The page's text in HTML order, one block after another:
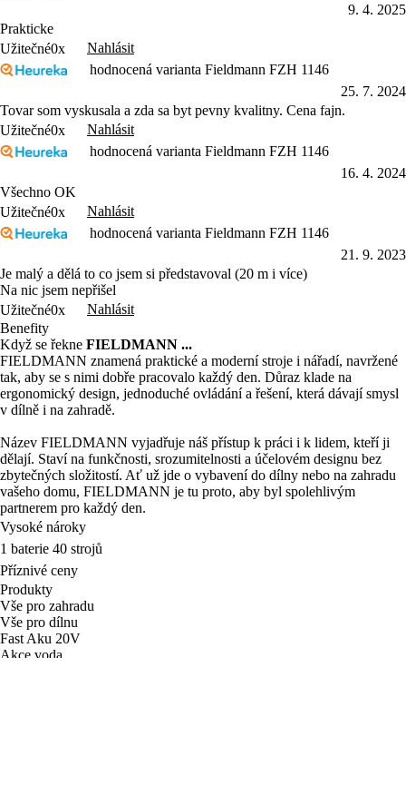
9. 4. 2025
Prakticke
Užitečné0x
Nahlásit
hodnocená varianta Fieldmann FZH 1146
25. 7. 2024
Tovar som vyskusala a zda sa byt pevny kvalitny. Cena fajn.
Užitečné0x
Nahlásit
hodnocená varianta Fieldmann FZH 1146
16. 4. 2024
Všechno OK
Užitečné0x
Nahlásit
hodnocená varianta Fieldmann FZH 1146
21. 9. 2023
Je malý a dělá to co jsem si představoval (20 m i více)
Na nic jsem nepřišel
Užitečné0x
Nahlásit
Benefity
Když se řekne FIELDMANN ...
FIELDMANN znamená praktické a moderní stroje i nářadí, navržené
tak, aby se s nimi dobře pracovalo každý den. Důraz klade na
ergonomický design, jednoduché ovládání a řešení, která dávají smysl
v dílně i na zahradě.
Název FIELDMANN vyjadřuje náš přístup k práci i k lidem, kteří ji
dělají. Staví na funkčnosti, srozumitelnosti a účelovém designu bez
zbytečných složitostí. Ať už jde o vybavení do dílny nebo na zahradu
vašeho domu, FIELDMANN je tu proto, aby byl spolehlivým
partnerem pro každý den.
Vysoké nároky
1 baterie 40 strojů
Příznivé ceny
Produkty
Vše pro zahradu
Vše pro dílnu
Fast Aku 20V
Akce voda